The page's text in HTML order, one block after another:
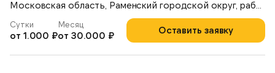
Оставить заявку
Сутки
от 1.000 ₽
Месяц
от 30.000 ₽